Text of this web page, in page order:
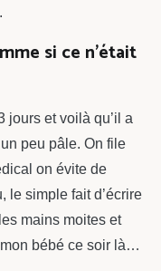
si ce n’était
jours et voilà qu’il a
peu pâle. On file
on évite de
le simple fait d’écrire
mains moites et
bébé ce soir là…